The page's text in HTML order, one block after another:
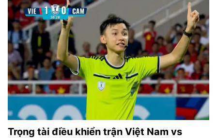
Trọng tài điều khiển trận Việt Nam vs